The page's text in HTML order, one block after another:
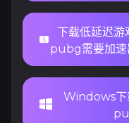
下载低延迟
pubg需要加
Windows下